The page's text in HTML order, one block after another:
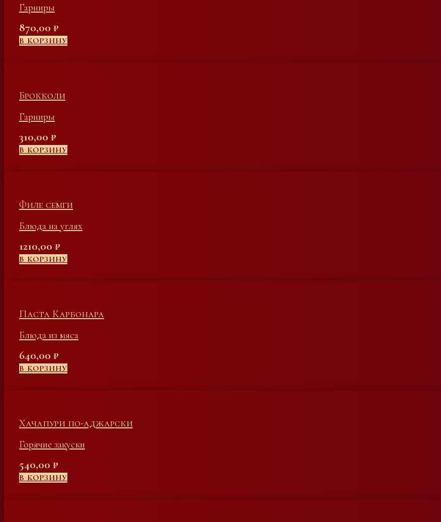
Гарниры
870,00 ₽
В КОРЗИНУ
Брокколи
Гарниры
310,00 ₽
В КОРЗИНУ
Филе семги
Блюда на углях
1210,00 ₽
В КОРЗИНУ
Паста Карбонара
Блюда из мяса
640,00 ₽
В КОРЗИНУ
Хачапури по-аджарски
Горячие закуски
540,00 ₽
В КОРЗИНУ